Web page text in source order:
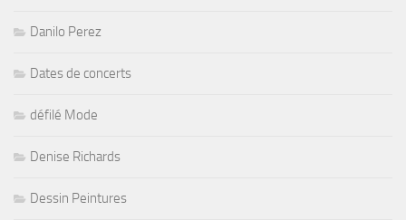
Danilo Perez
Dates de concerts
défilé Mode
Denise Richards
Dessin Peintures